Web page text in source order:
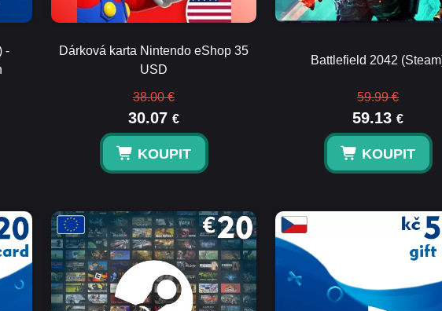
-
Dárková karta Nintendo eShop 35
USD
38.00 €
30.07 €
KOUPIT
Battlefield 2042
59.99 €
59.13 €
KOUPIT